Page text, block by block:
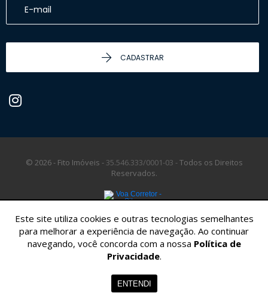
CADASTRAR
© 2026 - Fito Imóveis - 35.546.333/0001-03 -Todos os Direitos
Reservados.
Este site utiliza cookies e outras tecnologias semelhantes
para melhorar a experiência de navegação. Ao continuar
navegando, você concorda com a nossa Política de
Privacidade.
ENTENDI